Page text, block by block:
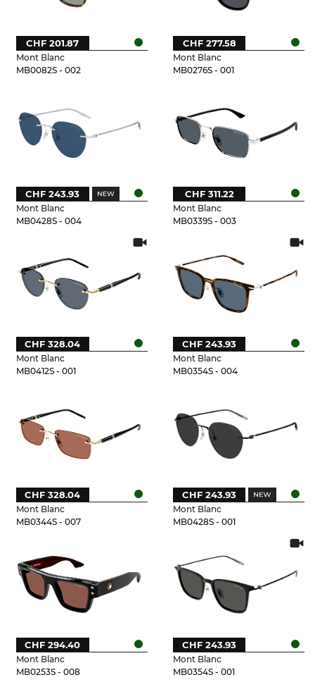
Mont Blanc
MB0082S - 002
CHF 201.87
Mont Blanc
MB0276S - 001
CHF 277.58
Mont Blanc
MB0428S - 004
CHF 243.93
Mont Blanc
MB0339S - 003
CHF 311.22
Mont Blanc
MB0412S - 001
CHF 328.04
Mont Blanc
MB0354S - 004
CHF 243.93
Mont Blanc
MB0344S - 007
CHF 328.04
Mont Blanc
MB0428S - 001
CHF 243.93
Mont Blanc
MB0253S - 008
CHF 294.40
Mont Blanc
MB0354S - 001
CHF 243.93